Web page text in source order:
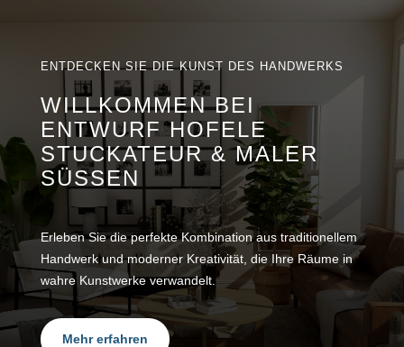
ENTDECKEN SIE DIE KUNST DES HANDWERKS
WILLKOMMEN BEI
ENTWURF HOFELE
STUCKATEUR & MALER
SÜSSEN
Erleben Sie die perfekte Kombination aus traditionellem
Handwerk und moderner Kreativität, die Ihre Räume in
wahre Kunstwerke verwandelt.
Mehr erfahren